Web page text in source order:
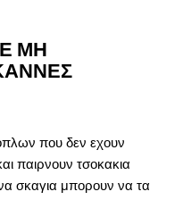
ΜΗ
που δεν εχουν
παιρνουν τσοκακια
σκαγια μπορουν να τα